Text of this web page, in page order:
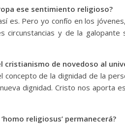
ese sentimiento religioso?
es. Pero yo confío en los
circunstancias y de la
cristianismo de novedoso al
concepto de la dignidad de la
dignidad. Cristo nos aporta
religiosus’ permanecerá?